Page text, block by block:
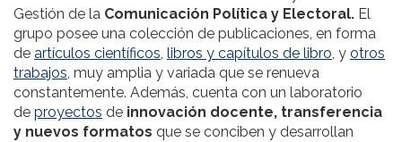
Gestión de la Comunicación Política y Electoral. El
grupo posee una colección de publicaciones, en forma
de artículos científicos, libros y capítulos de libro, y otros
trabajos, muy amplia y variada que se renueva
constantemente. Además, cuenta con un laboratorio
de proyectos de innovación docente, transferencia
y nuevos formatos que se conciben y desarrollan